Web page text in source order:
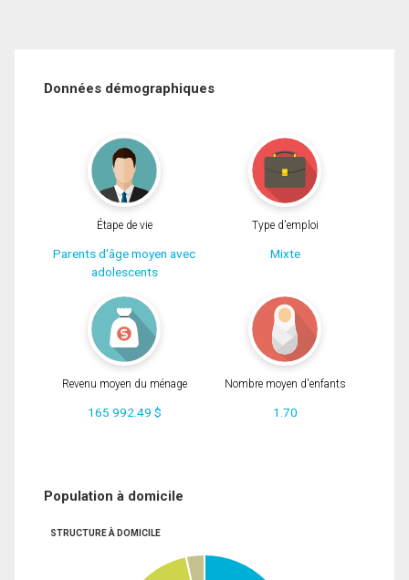
Données démographiques
Étape de vie
Parents d'âge moyen avec
adolescents
Type d'emploi
Mixte
Revenu moyen du ménage
165 992.49 $
Nombre moyen d'enfants
1.70
Population à domicile
STRUCTURE À DOMICILE